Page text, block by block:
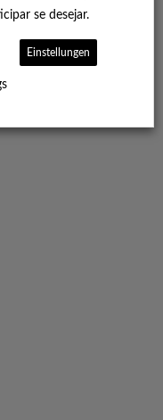
se desejar.
Ein­stel­lun­gen